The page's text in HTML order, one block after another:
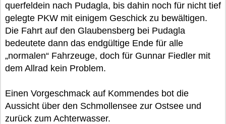
querfeldein nach Pudagla, bis dahin noch für nicht tief
gelegte PKW mit einigem Geschick zu bewältigen.
Die Fahrt auf den Glaubensberg bei Pudagla
bedeutete dann das endgültige Ende für alle
„normalen“ Fahrzeuge, doch für Gunnar Fiedler mit
dem Allrad kein Problem.
Einen Vorgeschmack auf Kommendes bot die
Aussicht über den Schmollensee zur Ostsee und
zurück zum Achterwasser.